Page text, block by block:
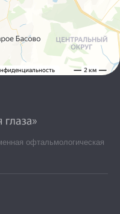
офтальмологическая